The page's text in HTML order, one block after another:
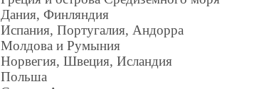
Дания, Финляндия
Испания, Португалия, Андорра
Молдова и Румыния
Норвегия, Швеция, Исландия
Польша